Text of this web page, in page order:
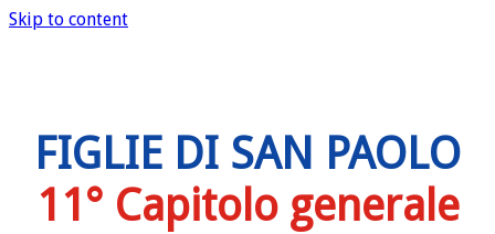
Skip to content
FIGLIE DI SAN PAOLO
11° Capitolo generale